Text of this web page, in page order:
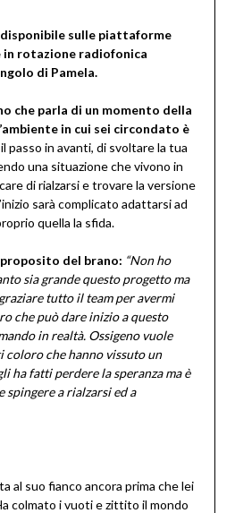
disponibile sulle piattaforme
rotazione radiofonica
di Pamela.
che parla di un momento della
in cui sei circondato è
passo in avanti, di svoltare la tua
una situazione che vivono in
di rialzarsi e trovare la versione
sarà complicato adattarsi ad
quella la sfida.
del brano: “Non ho
sia grande questo progetto ma
tutto il team per avermi
che può dare inizio a questo
in realtà. Ossigeno vuole
coloro che hanno vissuto un
ha fatti perdere la speranza ma è
spingere a rialzarsi ed a
al suo fianco ancora prima che lei
colmato i vuoti e zittito il mondo